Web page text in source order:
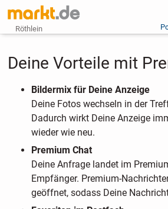
Röthlein
Deine Vorteile mit
Bildermix für Deine Anzeige
Deine Fotos wechseln in der
Dadurch wirkt Deine Anzeige
wieder wie neu.
Premium Chat
Deine Anfrage landet im
Empfänger. Premium-
geöffnet, sodass Deine